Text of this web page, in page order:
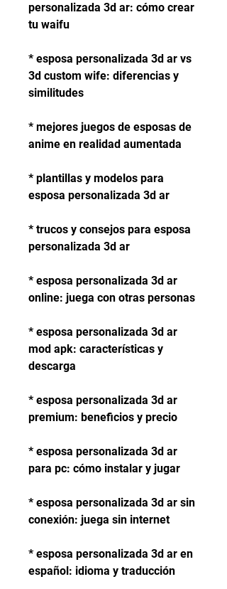
personalizada 3d ar: cómo crear
tu waifu
* esposa personalizada 3d ar vs
3d custom wife: diferencias y
similitudes
* mejores juegos de esposas de
anime en realidad aumentada
* plantillas y modelos para
esposa personalizada 3d ar
* trucos y consejos para esposa
personalizada 3d ar
* esposa personalizada 3d ar
online: juega con otras personas
* esposa personalizada 3d ar
mod apk: características y
descarga
* esposa personalizada 3d ar
premium: beneficios y precio
* esposa personalizada 3d ar
para pc: cómo instalar y jugar
* esposa personalizada 3d ar sin
conexión: juega sin internet
* esposa personalizada 3d ar en
español: idioma y traducción